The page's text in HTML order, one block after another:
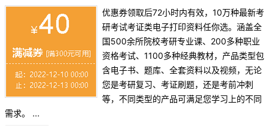
优惠券领取后72小时内有效，10万种最新考
研考试考证类电子打印资料任你选。涵盖全
国500余所院校考研专业课、200多种职业
资格考试、1100多种经典教材，产品类型包
含电子书、题库、全套资料以及视频，无论
您是考研复习、考证刷题，还是考前冲刺
等，不同类型的产品可满足您学习上的不同
需求。 ...